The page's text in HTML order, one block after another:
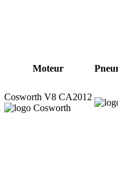
Moteur
Cosworth V8 CA2012